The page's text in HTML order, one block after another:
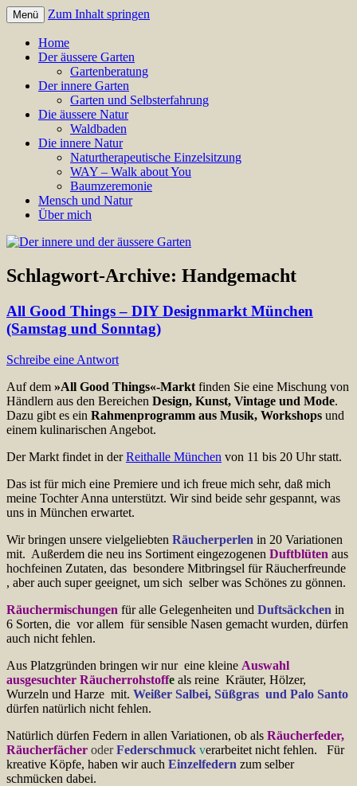
Der innere und der äussere
Garten
Menü Zum Inhalt springen
Home
Der äussere Garten
Gartenberatung
Der innere Garten
Garten und Selbsterfahrung
Die äussere Natur
Waldbaden
Die innere Natur
Naturtherapeutische Einzelsitzung
WAY – Walk about You
Baumzeremonie
Mensch und Natur
Über mich
Schlagwort-Archive: Handgemacht
All Good Things – DIY Designmarkt München
(Samstag und Sonntag)
Schreibe eine Antwort
Auf dem »All Good Things«-Markt finden Sie eine Mischung von
Händlern aus den Bereichen Design, Kunst, Vintage und Mode.
Dazu gibt es ein Rahmenprogramm aus Musik, Workshops und
einem kulinarischen Angebot.
Der Markt findet in derReithalle München von 11 bis 20 Uhr statt.
Das ist für mich eine Premiere und ich freue mich sehr, daß mich
meine Tochter Anna unterstützt. Wir sind beide sehr gespannt, was
uns in München erwartet.
Wir bringen unsere vielgeliebten Räucherperlen in 20 Variationen
mit. Außerdem die neu ins Sortiment eingezogenen Duftblüten aus
hochfeinen Zutaten, das besondere Mitbringsel für Räucherfreunde
, aber auch super geeignet, um sich selber was Schönes zu gönnen.
Räuchermischungen für alle Gelegenheiten und Duftsäckchen in
6 Sorten, die vor allem für sensible Nasen gemacht wurden, dürfen
auch nicht fehlen.
Aus Platzgründen bringen wir nur eine kleine Auswahl
ausgesuchter Räucherrohstoffe als reine Kräuter, Hölzer,
Wurzeln und Harze mit. Weißer Salbei, Süßgras und Palo Santo
dürfen natürlich nicht fehlen.
Natürlich dürfen Federn in allen Variationen, ob als Räucherfeder,
Räucherfächer oder Federschmuck verarbeitet nicht fehlen. Für
kreative Köpfe, haben wir auch Einzelfedern zum selber
schmücken dabei.